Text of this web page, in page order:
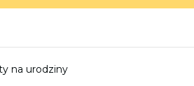
na urodziny